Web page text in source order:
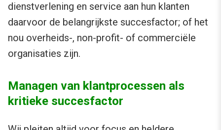
dienstverlening en service aan hun klanten
daarvoor de belangrijkste succesfactor; of het
nou overheids-, non-profit- of commerciële
organisaties zijn.
Managen van klantprocessen als
kritieke succesfactor